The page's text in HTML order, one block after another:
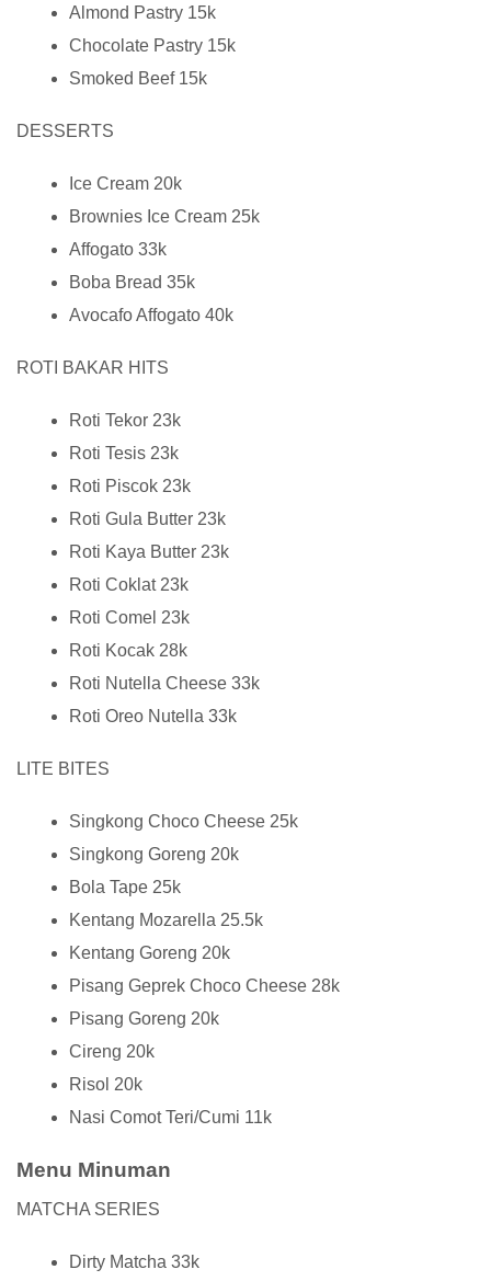
Almond Pastry 15k
Chocolate Pastry 15k
Smoked Beef 15k
DESSERTS
Ice Cream 20k
Brownies Ice Cream 25k
Affogato 33k
Boba Bread 35k
Avocafo Affogato 40k
ROTI BAKAR HITS
Roti Tekor 23k
Roti Tesis 23k
Roti Piscok 23k
Roti Gula Butter 23k
Roti Kaya Butter 23k
Roti Coklat 23k
Roti Comel 23k
Roti Kocak 28k
Roti Nutella Cheese 33k
Roti Oreo Nutella 33k
LITE BITES
Singkong Choco Cheese 25k
Singkong Goreng 20k
Bola Tape 25k
Kentang Mozarella 25.5k
Kentang Goreng 20k
Pisang Geprek Choco Cheese 28k
Pisang Goreng 20k
Cireng 20k
Risol 20k
Nasi Comot Teri/Cumi 11k
Menu Minuman
MATCHA SERIES
Dirty Matcha 33k